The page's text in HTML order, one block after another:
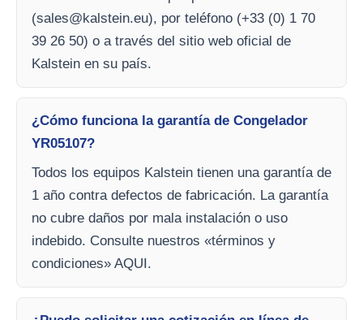
(sales@kalstein.eu), por teléfono (+33 (0) 1 70
39 26 50) o a través del sitio web oficial de
Kalstein en su país.
¿Cómo funciona la garantía de Congelador
YR05107?
Todos los equipos Kalstein tienen una garantía de
1 año contra defectos de fabricación. La garantía
no cubre daños por mala instalación o uso
indebido. Consulte nuestros «términos y
condiciones» AQUI.